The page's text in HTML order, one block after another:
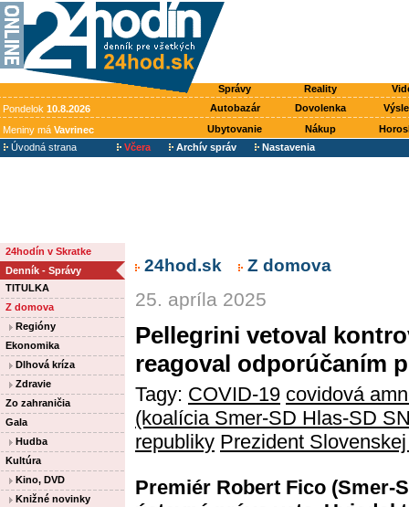
Správy Reality
Pondelok 10.8.2026 Autobazár Dovolenka
Meniny má Vavrinec Ubytovanie Nákup
Úvodná strana
Včera Archív správ Nastavenia
24hodín v Skratke
Denník - Správy
TITULKA
Z domova
Regióny
Ekonomika
Dlhová kríza
Zdravie
Zo zahraničia
Gala
Hudba
Kultúra
Kino, DVD
Knižné novinky
24hod.sk Z domova
25. apríla 2025
Pellegrini vetoval
reagoval odporúčaním
Tagy: COVID-19 covidová
(koalícia Smer-SD Hlas-SD
republiky Prezident
Premiér Robert Fico (Smer-